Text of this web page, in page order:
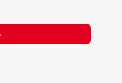
Wert ein